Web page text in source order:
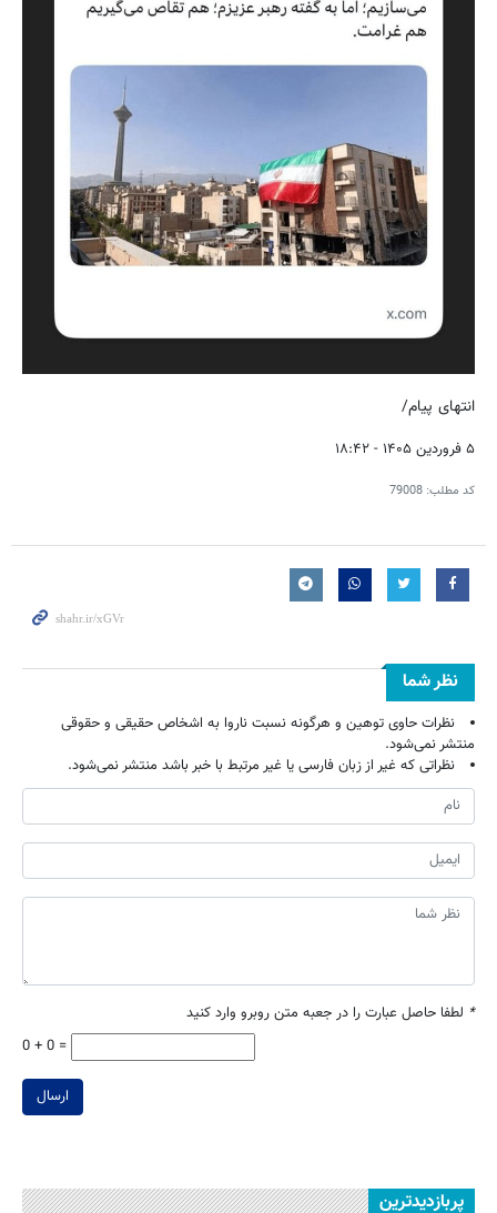
انتهای پیام/
۵ فروردین ۱۴۰۵ - ۱۸:۴۲
کد مطلب: 79008
نظر شما
نظرات حاوی توهین و هرگونه نسبت ناروا به اشخاص حقیقی و حقوقی
منتشر نمی‌شود.
نظراتی که غیر از زبان فارسی یا غیر مرتبط با خبر باشد منتشر نمی‌شود.
* لطفا حاصل عبارت را در جعبه متن روبرو وارد کنید
0 + 0 =
ارسال
پربازدیدترین